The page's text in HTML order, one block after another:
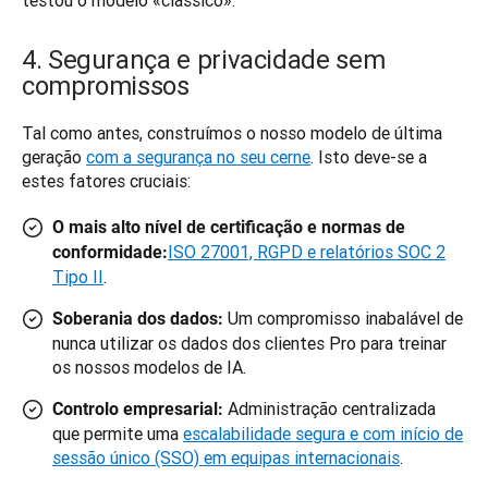
4. Segurança e privacidade sem
compromissos
Tal como antes, construímos o nosso modelo de última
geração com a segurança no seu cerne. Isto deve-se a
estes fatores cruciais:
O mais alto nível de certificação e normas de
conformidade:ISO 27001, RGPD e relatórios SOC 2
Tipo II.
Soberania dos dados: Um compromisso inabalável de
nunca utilizar os dados dos clientes Pro para treinar
os nossos modelos de IA.
Controlo empresarial: Administração centralizada
que permite uma escalabilidade segura e com início de
sessão único (SSO) em equipas internacionais.